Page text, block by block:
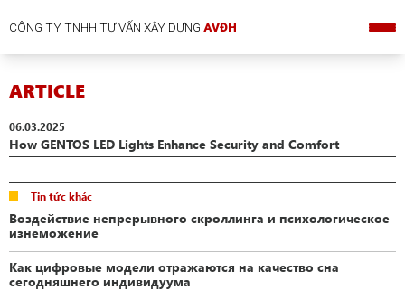
CÔNG TY TNHH TƯ VẤN XÂY DỰNGAVĐH
ARTICLE
06.03.2025
How GENTOS LED Lights Enhance Security and Comfort
Tin tức khác
Воздействие непрерывного скроллинга и психологическое
изнеможение
Как цифровые модели отражаются на качество сна
сегодняшнего индивидуума